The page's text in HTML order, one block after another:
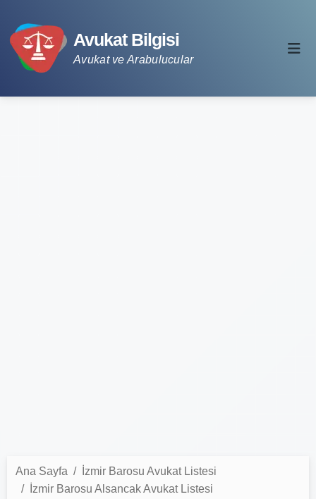
Avukat Bilgisi
Avukat ve Arabulucular
Ana Sayfa
İzmir Barosu Avukat Listesi
İzmir Barosu Alsancak Avukat Listesi